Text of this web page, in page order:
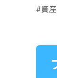
#資